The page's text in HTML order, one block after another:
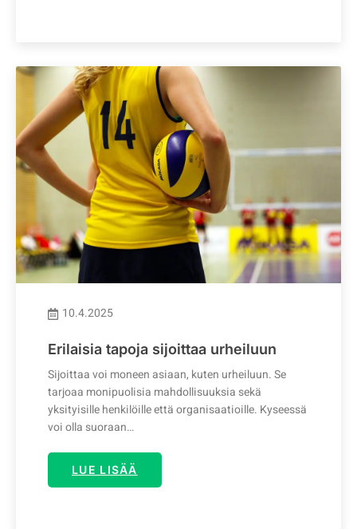
10.4.2025
Erilaisia tapoja sijoittaa urheiluun
Sijoittaa voi moneen asiaan, kuten urheiluun. Se
tarjoaa monipuolisia mahdollisuuksia sekä
yksityisille henkilöille että organisaatioille. Kyseessä
voi olla suoraan…
LUE LISÄÄ